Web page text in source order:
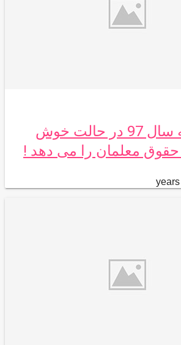
اعتبار بودجه سال 97 در حالت خوش
حقوق معلمان را می دهد !